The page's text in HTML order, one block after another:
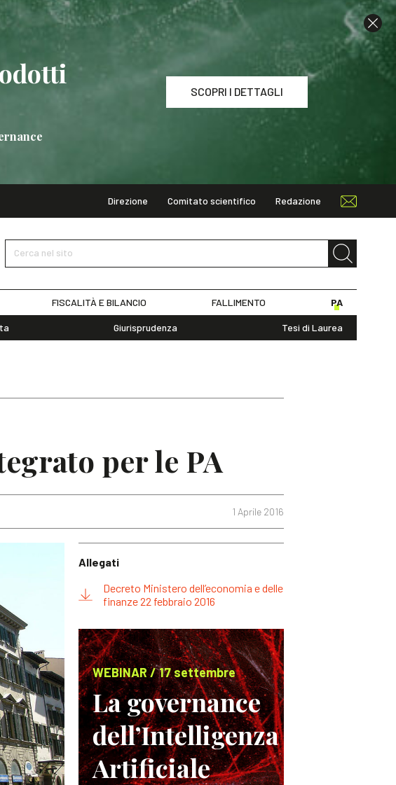
SCOPRI I DETTAGLI
SCOPRI I DETTAGLI
Direzione Comitato scientifico Redazione
Cerca nel sito
FISCALITÀ E BILANCIO FALLIMENTO PA
Giurisprudenza Tesi di Laurea
per le PA
1 Aprile 2016
Allegati
Decreto Ministero dell’economia e delle
finanze 22 febbraio 2016
WEBINAR / 17 settembre
La governance
dell’Intelligenza
Artificiale